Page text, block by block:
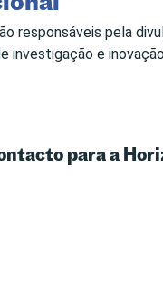
responsáveis pela
investigação e
para a